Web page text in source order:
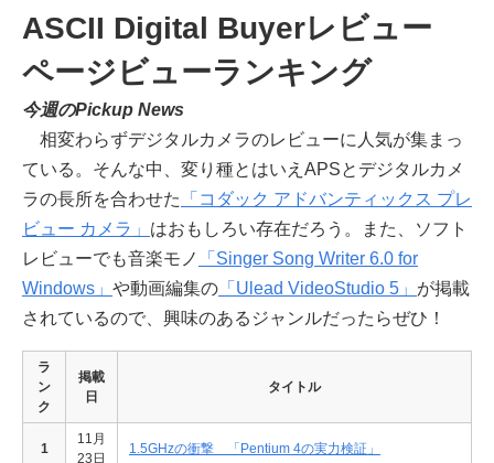
ASCII Digital Buyerレビュー
ページビューランキング
今週のPickup News
相変わらずデジタルカメラのレビューに人気が集まっ
ている。そんな中、変り種とはいえAPSとデジタルカメ
ラの長所を合わせた
「コダック アドバンティックス プレ
ビュー カメラ」 はおもしろい存在だろう。また、ソフト
レビューでも音楽モノ
「Singer Song Writer 6.0 for
Windows」 や動画編集の 「Ulead VideoStudio 5」 が掲載
されているので、興味のあるジャンルだったらぜひ！
ラ
ン
ク
掲載
日
タイトル
1
11月
23日
1.5GHzの衝撃 「Pentium 4の実力検証」